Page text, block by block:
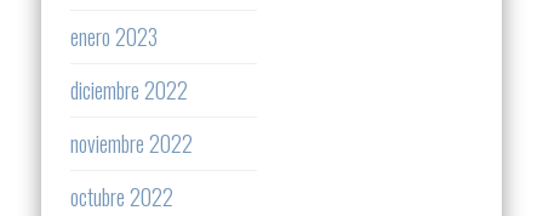
enero 2023
diciembre 2022
noviembre 2022
octubre 2022